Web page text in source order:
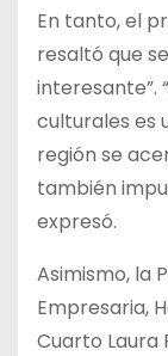
En tanto, el
resaltó que
interesante”.
culturales es
región se
también
expresó.
Asimismo, la
Empresaria,
Cuarto Laura